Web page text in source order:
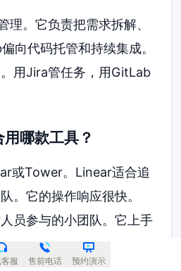
理。它负责把需求拆解、
向代码托管和持续集成。
用Jira管任务，用GitLab
哪款工具？
或Tower。Linear适合追
。它的操作响应很快。
员参与的小团队。它上手
服 售前电话 预约演示